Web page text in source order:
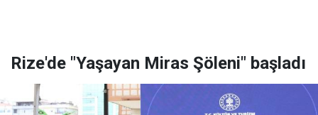
Rize'de "Yaşayan Miras Şöleni" başladı